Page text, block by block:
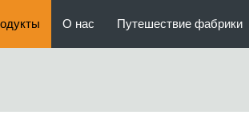
О нас Путешествие фабрики